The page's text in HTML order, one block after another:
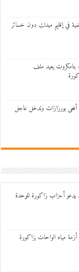
في إقليم ميدلت دون خسائر
يعيد ملف
بورزازات وتدخل عاجل
يدعو أحزاب زاكورة للوحدة
مياه الواحات بزاكورة